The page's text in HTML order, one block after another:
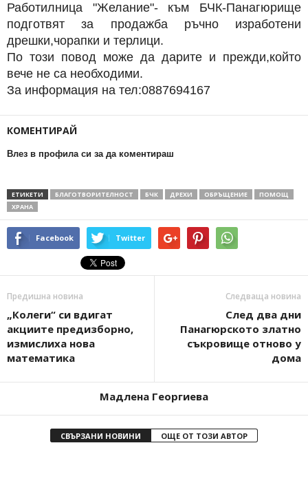
Работилница "Желание"- към БЧК-Панагюрище
подготвят за продажба ръчно изработени
дрешки,чорапки и терлици.
По този повод може да дарите и прежди,който
вече не са необходими.
За информация на тел:0887694167
КОМЕНТИРАЙ
Влез в профила си за да коментираш
ЕТИКЕТИ БЛАГОТВОРИТЕЛНОСТ БЧК ДРЕХИ ОБРЪЩЕНИЕ
ПОМОЩ
ХРАНА
Facebook Twitter
Предишна новина
„Колеги“ си вдигат
акциите предизборно,
измислиха нова
математика
Следваща новина
След два дни
Панагюрското златно
съкровище отново у
дома
Мадлена Георгиева
СВЪРЗАНИ НОВИНИ ОЩЕ ОТ ТОЗИ АВТОР